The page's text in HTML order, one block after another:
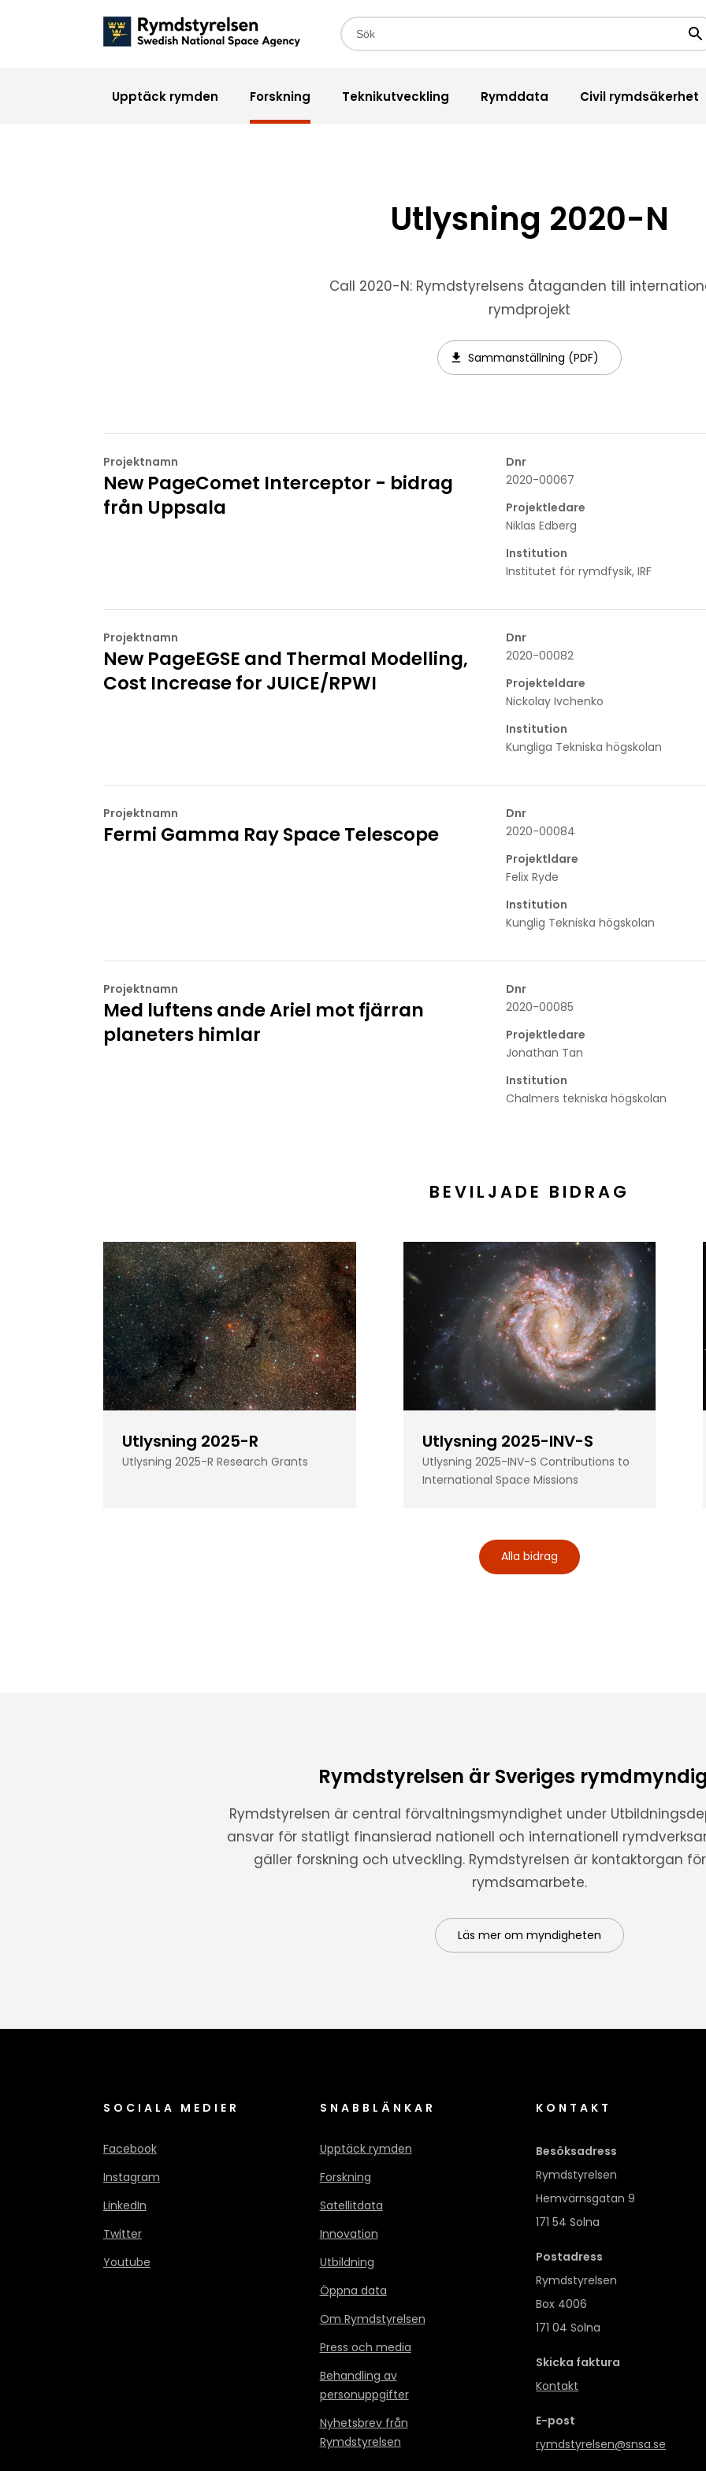
Sökfält
Upptäck rymden Forskning Teknikutveckling Rymddata Civil rymdsäkerhet
Utlysning 2020-N
Call 2020-N: Rymdstyrelsens åtaganden till
rymdprojekt
Sammanställning (PDF)
Projektnamn
New PageComet Interceptor - bidrag
från Uppsala
Dnr
2020-00067
Projektledare
Niklas Edberg
Institution
Institutet för rymdfysik, IRF
Projektnamn
New PageEGSE and Thermal Modelling,
Cost Increase for JUICE/RPWI
Dnr
2020-00082
Projekteldare
Nickolay Ivchenko
Institution
Kungliga Tekniska högskolan
Projektnamn
Fermi Gamma Ray Space Telescope
Dnr
2020-00084
Projektldare
Felix Ryde
Institution
Kunglig Tekniska högskolan
Projektnamn
Med luftens ande Ariel mot fjärran
planeters himlar
Dnr
2020-00085
Projektledare
Jonathan Tan
Institution
Chalmers tekniska högskolan
BEVILJADE BIDRAG
Utlysning 2025-R
Utlysning 2025-R Research Grants
Utlysning 2025-INV-S
Utlysning 2025-INV-S Contributions to
International Space Missions
Alla bidrag
Rymdstyrelsen är Sveriges
Rymdstyrelsen är central förvaltningsmyndighet under
ansvar för statligt finansierad nationell och internationell
gäller forskning och utveckling. Rymdstyrelsen är kontaktorgan
rymdsamarbete.
Läs mer om myndigheten
SOCIALA MEDIER
Facebook
Instagram
LinkedIn
Twitter
Youtube
SNABBLÄNKAR
Upptäck rymden
Forskning
Satellitdata
Innovation
Utbildning
Öppna data
Om Rymdstyrelsen
Press och media
Behandling av
personuppgifter
Nyhetsbrev från
Rymdstyrelsen
KONTAKT
Besöksadress
Rymdstyrelsen
Hemvärnsgatan 9
171 54 Solna
Postadress
Rymdstyrelsen
Box 4006
171 04 Solna
Skicka faktura
Kontakt
E-post
rymdstyrelsen@snsa.se